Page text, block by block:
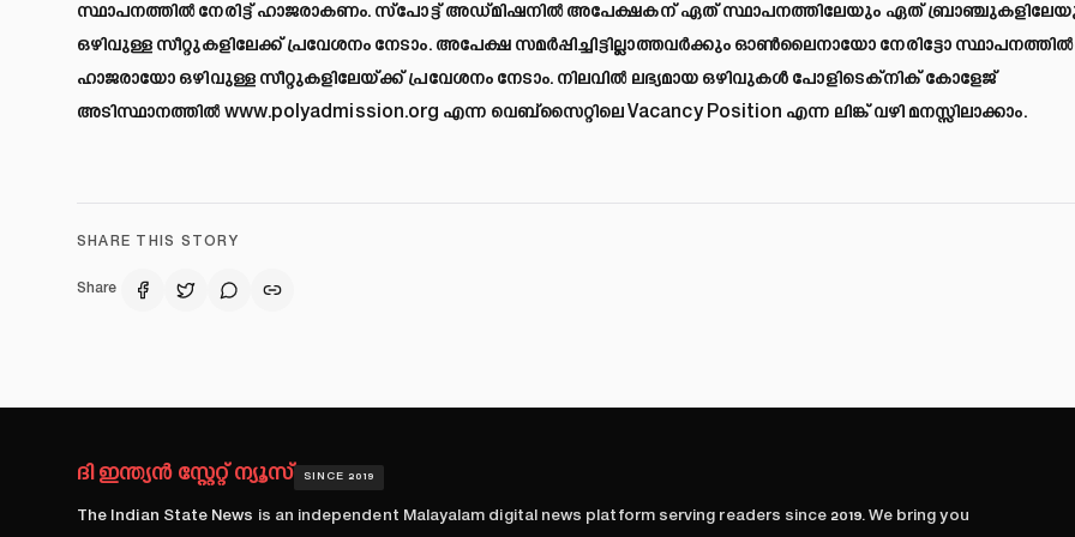
സ്ഥാപനത്തിൽ നേരിട്ട് ഹാജരാകണം. സ്‌പോട്ട് അഡ്മിഷനിൽ അപേക്ഷകന് ഏത് സ്ഥാപനത്തിലേയും ഏത്
ഒഴിവുള്ള സീറ്റുകളിലേക്ക് പ്രവേശനം നേടാം. അപേക്ഷ സമർപ്പിച്ചിട്ടില്ലാത്തവർക്കും ഓൺലൈനായോ നേരിട്ടോ സ്ഥാപനത്തിൽ
ഹാജരായോ ഒഴിവുള്ള സീറ്റുകളിലേയ്ക്ക് പ്രവേശനം നേടാം. നിലവിൽ ലഭ്യമായ ഒഴിവുകൾ പോളിടെക്‌നിക് കോളേജ്
അടിസ്ഥാനത്തിൽwww.polyadmission.org എന്ന വെബ്‌സൈറ്റിലെ Vacancy Position എന്ന ലിങ്ക് വഴി മനസ്സിലാക്കാം.
SHARE THIS STORY
Share
ദി ഇന്ത്യൻ സ്റ്റേറ്റ് ന്യൂസ് SINCE 2019
The Indian State News is an independent Malayalam digital news platform serving readers since 2019. We bring you